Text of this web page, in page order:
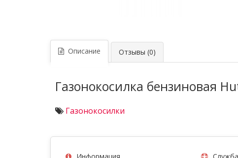
Описание Отзывы (0)
Газонокосилка бензиновая
Газонокосилки